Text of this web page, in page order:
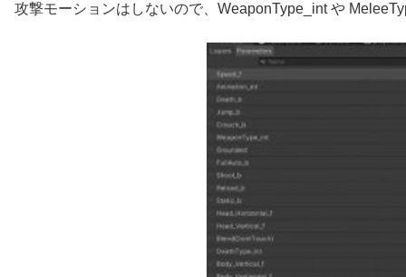
攻撃モーションはしないので、WeaponType_int や